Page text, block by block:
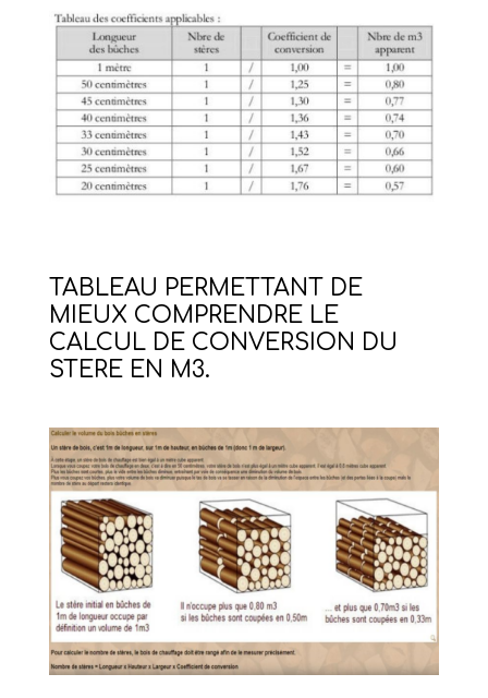
TABLEAU PERMETTANT DE
MIEUX COMPRENDRE LE
CALCUL DE CONVERSION DU
STERE EN M3.